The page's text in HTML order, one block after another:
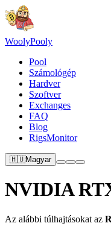
WoolyPooly
Pool
Számológép
Hardver
Szoftver
Exchanges
FAQ
Blog
RigsMonitor
🇭🇺Magyar
NVIDIA
Az alábbi túlhajtásokat az